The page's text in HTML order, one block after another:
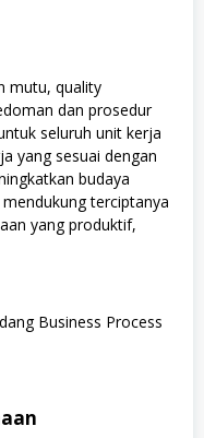
mutu, quality
dan prosedur
seluruh unit kerja
yang sesuai dengan
budaya
terciptanya
yang produktif,
Business Process